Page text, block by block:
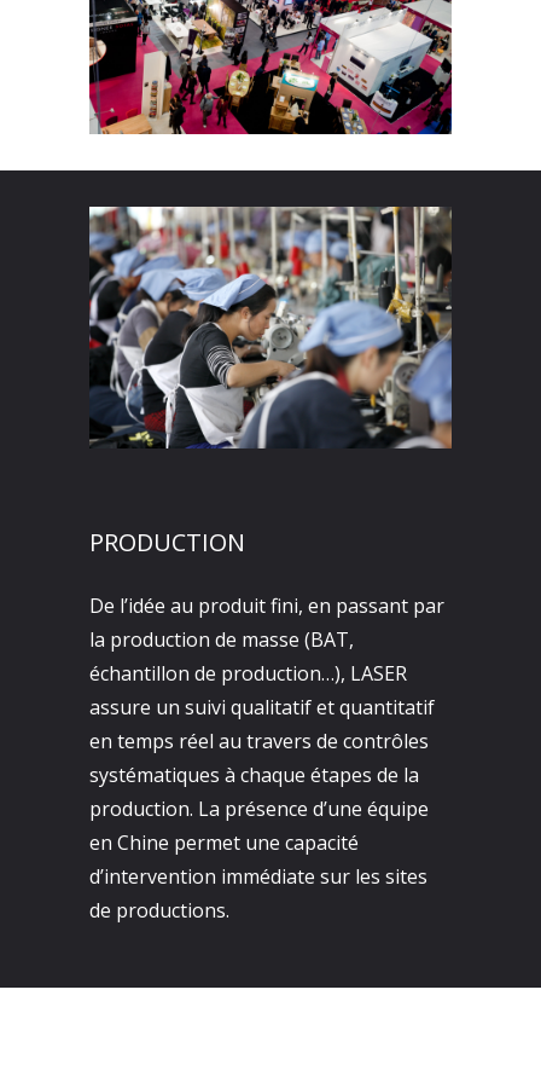
PRODUCTION
De l’idée au produit fini, en passant par
la production de masse (BAT,
échantillon de production…), LASER
assure un suivi qualitatif et quantitatif
en temps réel au travers de contrôles
systématiques à chaque étapes de la
production. La présence d’une équipe
en Chine permet une capacité
d’intervention immédiate sur les sites
de productions.